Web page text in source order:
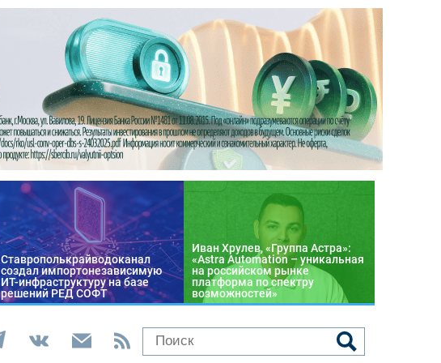
Ставрополькрайводоканал
создал импортонезависимую
ИТ-инфраструктуру на базе
решений РЕД СОФТ
Иван Хрулев, «Группа Астра»:
«Astra Automation – уникальная
на российском рынке
платформа по спектру
возможностей»